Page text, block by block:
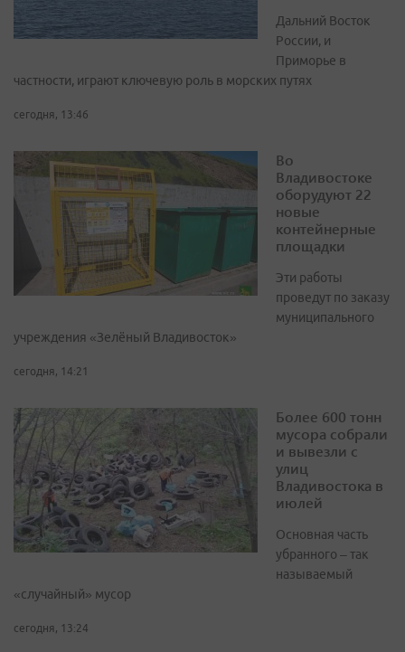
Дальний Восток
России, и
Приморье в
частности, играют ключевую роль в морских путях
сегодня, 13:46
Во
Владивостоке
оборудуют 22
новые
контейнерные
площадки
Эти работы
проведут по заказу
муниципального
учреждения «Зелёный Владивосток»
сегодня, 14:21
Более 600 тонн
мусора собрали
и вывезли с
улиц
Владивостока в
июлей
Основная часть
убранного – так
называемый
«случайный» мусор
сегодня, 13:24